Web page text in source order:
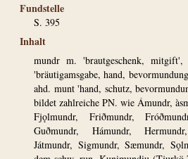
Fundstelle
S. 395
Inhalt
mundr m. 'brautgeschenk,
'bräutigamsgabe, hand,
ahd. munt 'hand, schutz,
bildet zahlreiche PN. wie Ámundr,
Fjǫlmundr, Friðmundr,
Guðmundr, Hámundr,
Játmundr, Sigmundr, Sæmundr,